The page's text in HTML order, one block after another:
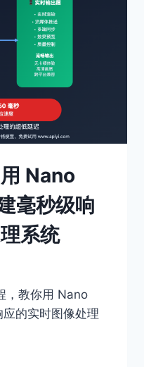
Nano
毫秒级响
系统
，教你用 Nano
的实时图像处理